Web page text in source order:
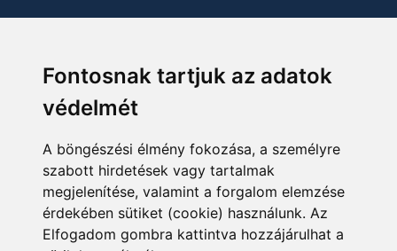
Fontosnak tartjuk az adatok
védelmét
A böngészési élmény fokozása, a személyre
szabott hirdetések vagy tartalmak
megjelenítése, valamint a forgalom elemzése
érdekében sütiket (cookie) használunk. Az
Elfogadom gombra kattintva hozzájárulhat a